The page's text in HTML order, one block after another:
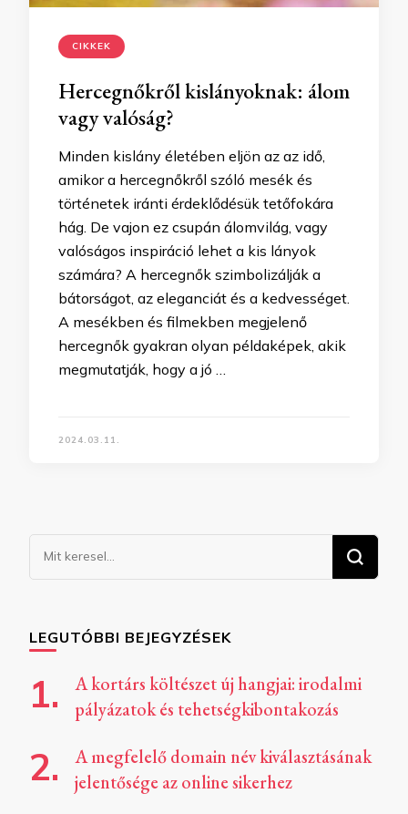
CIKKEK
Hercegnőkről kislányoknak: álom
vagy valóság?
Minden kislány életében eljön az az idő,
amikor a hercegnőkről szóló mesék és
történetek iránti érdeklődésük tetőfokára
hág. De vajon ez csupán álomvilág, vagy
valóságos inspiráció lehet a kis lányok
számára? A hercegnők szimbolizálják a
bátorságot, az eleganciát és a kedvességet.
A mesékben és filmekben megjelenő
hercegnők gyakran olyan példaképek, akik
megmutatják, hogy a jó …
2024.03.11.
LEGUTÓBBI BEJEGYZÉSEK
A kortárs költészet új hangjai: irodalmi
pályázatok és tehetségkibontakozás
A megfelelő domain név kiválasztásának
jelentősége az online sikerhez